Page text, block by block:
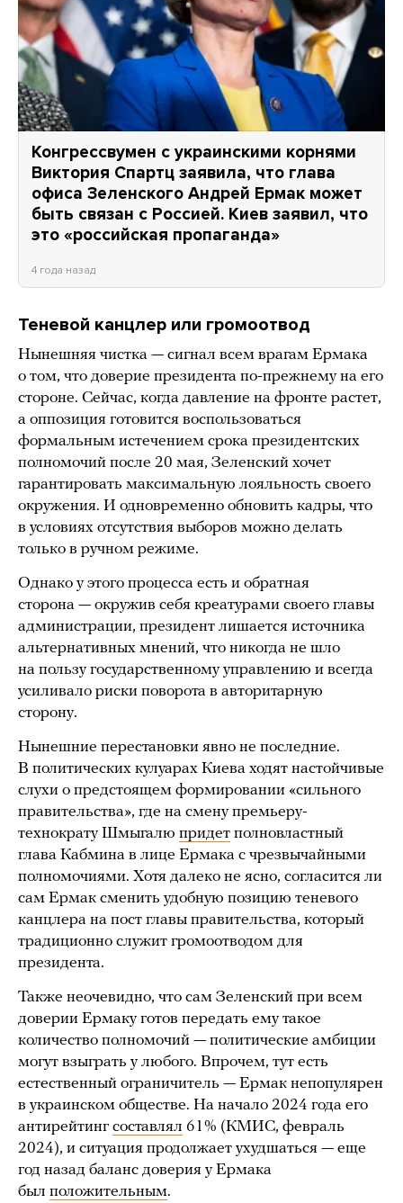
Конгрессвумен с украинскими корнями
Виктория Спартц заявила, что глава
офиса Зеленского Андрей Ермак может
быть связан с Россией. Киев заявил, что
это «российская пропаганда»
4 года назад
Теневой канцлер или громоотвод
Нынешняя чистка — сигнал всем врагам Ермака
о том, что доверие президента по-прежнему на его
стороне. Сейчас, когда давление на фронте растет,
а оппозиция готовится воспользоваться
формальным истечением срока президентских
полномочий после 20 мая, Зеленский хочет
гарантировать максимальную лояльность своего
окружения. И одновременно обновить кадры, что
в условиях отсутствия выборов можно делать
только в ручном режиме.
Однако у этого процесса есть и обратная
сторона — окружив себя креатурами своего главы
администрации, президент лишается источника
альтернативных мнений, что никогда не шло
на пользу государственному управлению и всегда
усиливало риски поворота в авторитарную
сторону.
Нынешние перестановки явно не последние.
В политических кулуарах Киева ходят настойчивые
слухи о предстоящем формировании «сильного
правительства», где на смену премьеру-
технократу Шмыгалю придет полновластный
глава Кабмина в лице Ермака с чрезвычайными
полномочиями. Хотя далеко не ясно, согласится ли
сам Ермак сменить удобную позицию теневого
канцлера на пост главы правительства, который
традиционно служит громоотводом для
президента.
Также неочевидно, что сам Зеленский при всем
доверии Ермаку готов передать ему такое
количество полномочий — политические амбиции
могут взыграть у любого. Впрочем, тут есть
естественный ограничитель — Ермак непопулярен
в украинском обществе. На начало 2024 года его
антирейтингсоставлял 61% (КМИС, февраль
2024), и ситуация продолжает ухудшаться — еще
год назад баланс доверия у Ермака
был положительным.